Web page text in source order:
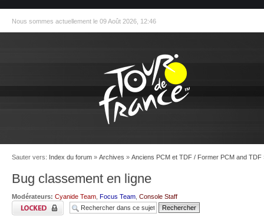
Nous sommes actuellement le 09 Août 2026, 12:46
Sauter vers: Index du forum » Archives » Anciens PCM et TDF / Former PCM and TDF
Bug classement en ligne
Modérateurs: Cyanide Team Focus Team Console Staff